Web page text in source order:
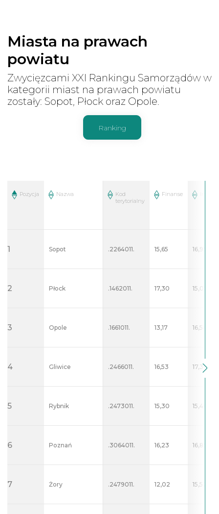
Miasta na prawach
powiatu
Zwycięzcami XXI Rankingu Samorządów w
kategorii miast na prawach powiatu
zostały: Sopot, Płock oraz Opole.
Ranking